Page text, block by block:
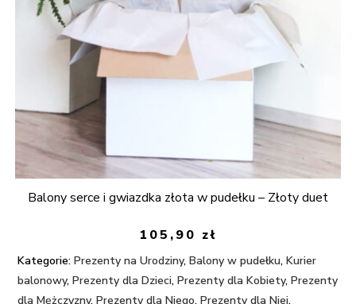
Balony serce i gwiazdka złota w pudełku – Złoty duet
105,90 zł
Kategorie: Prezenty na Urodziny,Balony w pudełku,Kurier
balonowy,Prezenty dla Dzieci,Prezenty dla Kobiety,Prezenty
dla Mężczyzny,Prezenty dla Niego,Prezenty dla Niej,